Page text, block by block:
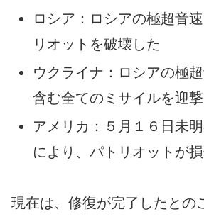
ロシア：ロシアの極超音
リオットを破壊した
ウクライナ：ロシアの極
含む全てのミサイルを迎
アメリカ：５月１６日未
により、パトリオットが
現在は、修復が完了したとの